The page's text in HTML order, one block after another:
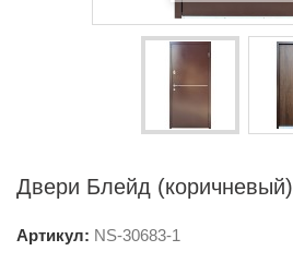
Двери Блейд (коричневый)
Артикул: NS-30683-1